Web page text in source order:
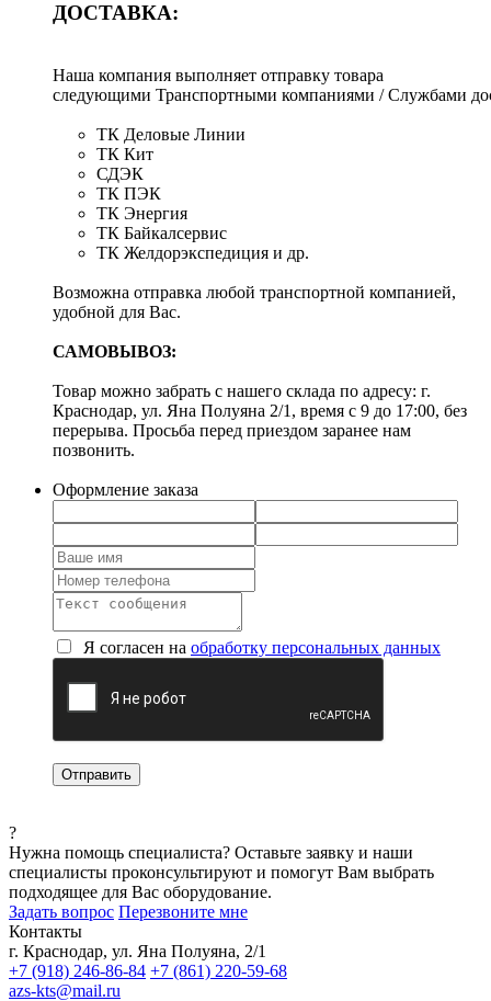
ДОСТАВКА:
Наша компания выполняет отправку товара
следующими Транспортными компаниями / Службами
ТК Деловые Линии
ТК Кит
СДЭК
ТК ПЭК
ТК Энергия
ТК Байкалсервис
ТК Желдорэкспедиция и др.
Возможна отправка любой транспортной компанией,
удобной для Вас.
САМОВЫВОЗ:
Товар можно забрать с нашего склада по адресу: г.
Краснодар, ул. Яна Полуяна 2/1, время с 9 до 17:00, без
перерыва. Просьба перед приездом заранее нам
позвонить.
Оформление заказа
Я согласен на обработку персональных данных
?
Нужна помощь специалиста? Оставьте заявку и наши
специалисты проконсультируют и помогут Вам выбрать
подходящее для Вас оборудование.
Задать вопрос Перезвоните мне
Контакты
г. Краснодар, ул. Яна Полуяна, 2/1
+7 (918) 246-86-84 +7 (861) 220-59-68
azs-kts@mail.ru